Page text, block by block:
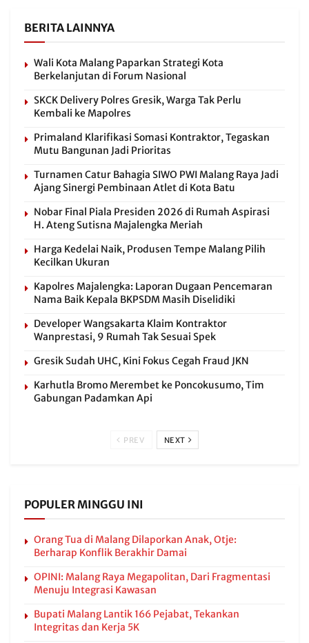
BERITA LAINNYA
Wali Kota Malang Paparkan Strategi Kota
Berkelanjutan di Forum Nasional
SKCK Delivery Polres Gresik, Warga Tak Perlu
Kembali ke Mapolres
Primaland Klarifikasi Somasi Kontraktor, Tegaskan
Mutu Bangunan Jadi Prioritas
Turnamen Catur Bahagia SIWO PWI Malang Raya Jadi
Ajang Sinergi Pembinaan Atlet di Kota Batu
Nobar Final Piala Presiden 2026 di Rumah Aspirasi
H. Ateng Sutisna Majalengka Meriah
Harga Kedelai Naik, Produsen Tempe Malang Pilih
Kecilkan Ukuran
Kapolres Majalengka: Laporan Dugaan Pencemaran
Nama Baik Kepala BKPSDM Masih Diselidiki
Developer Wangsakarta Klaim Kontraktor
Wanprestasi, 9 Rumah Tak Sesuai Spek
Gresik Sudah UHC, Kini Fokus Cegah Fraud JKN
Karhutla Bromo Merembet ke Poncokusumo, Tim
Gabungan Padamkan Api
PREV NEXT
POPULER MINGGU INI
Orang Tua di Malang Dilaporkan Anak, Otje:
Berharap Konflik Berakhir Damai
OPINI: Malang Raya Megapolitan, Dari Fragmentasi
Menuju Integrasi Kawasan
Bupati Malang Lantik 166 Pejabat, Tekankan
Integritas dan Kerja 5K